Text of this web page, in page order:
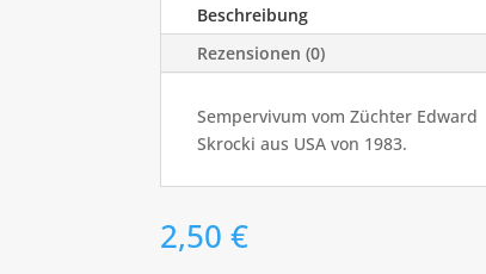
Beschreibung
Rezensionen (0)
Sempervivum vom Züchter Edward
Skrocki aus USA von 1983.
2,50€